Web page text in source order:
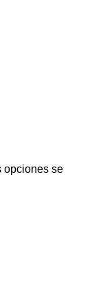
opciones se